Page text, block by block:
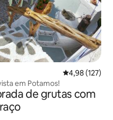
4,98 de uma
4,98 (127)
em Potamos!
de grutas com